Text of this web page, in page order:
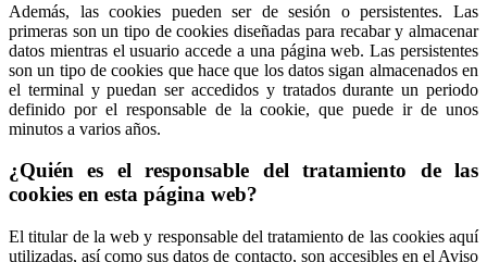
Además, las cookies pueden ser de sesión o persistentes. Las
primeras son un tipo de cookies diseñadas para recabar y almacenar
datos mientras el usuario accede a una página web. Las persistentes
son un tipo de cookies que hace que los datos sigan almacenados en
el terminal y puedan ser accedidos y tratados durante un periodo
definido por el responsable de la cookie, que puede ir de unos
minutos a varios años.
¿Quién es el responsable del tratamiento de las
cookies en esta página web?
El titular de la web y responsable del tratamiento de las cookies aquí
utilizadas, así como sus datos de contacto, son accesibles en el Aviso